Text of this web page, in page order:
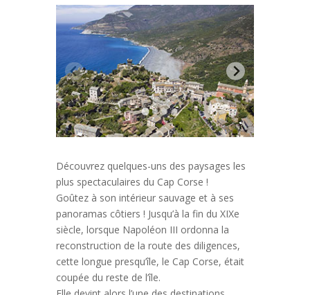
Découvrez quelques-uns des paysages les
plus spectaculaires du Cap Corse !
Goûtez à son intérieur sauvage et à ses
panoramas côtiers ! Jusqu’à la fin du XIXe
siècle, lorsque Napoléon III ordonna la
reconstruction de la route des diligences,
cette longue presqu’île, le Cap Corse, était
coupée du reste de l’île.